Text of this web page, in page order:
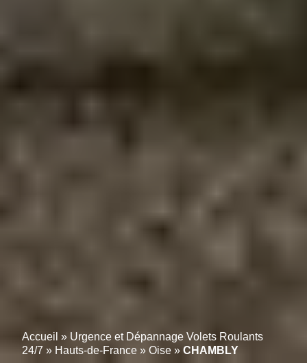
Accueil » Urgence et Dépannage Volets Roulants
24/7 » Hauts-de-France » Oise » CHAMBLY